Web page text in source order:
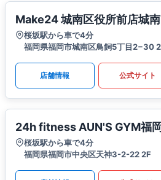
Make24 城南区役所前店城
桜坂駅から車で4分
福岡県福岡市城南区鳥飼5丁目2−30
店舗情報 公式サイト
24h fitness AUN'S GYM福
桜坂駅から車で4分
福岡県福岡市中央区天神3-2-22 2F